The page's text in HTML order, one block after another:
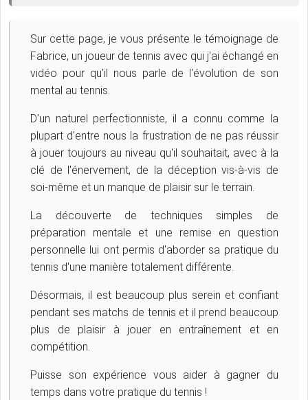
Sur cette page, je vous présente le témoignage de
Fabrice, un joueur de tennis avec qui j'ai échangé en
vidéo pour qu'il nous parle de l'évolution de son
mental au tennis.
D'un naturel perfectionniste, il a connu comme la
plupart d'entre nous la frustration de ne pas réussir
à jouer toujours au niveau qu'il souhaitait, avec à la
clé de l'énervement, de la déception vis-à-vis de
soi-même et un manque de plaisir sur le terrain.
La découverte de techniques simples de
préparation mentale et une remise en question
personnelle lui ont permis d'aborder sa pratique du
tennis d'une manière totalement différente.
Désormais, il est beaucoup plus serein et confiant
pendant ses matchs de tennis et il prend beaucoup
plus de plaisir à jouer en entraînement et en
compétition.
Puisse son expérience vous aider à gagner du
temps dans votre pratique du tennis !